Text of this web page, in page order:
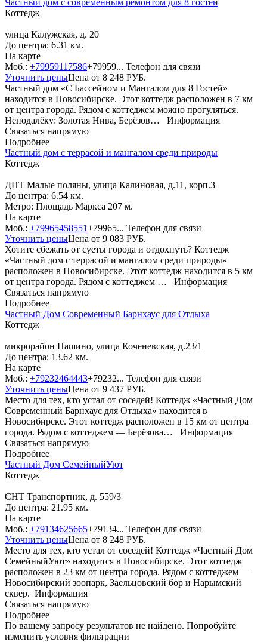
Коттедж
улица Калужская, д. 20
До центра: 6.31 км.
На карте
Моб.: +79959117586+79959... Телефон для связи
Уточнить ценыЦена от 8 248 РУБ.
Частный дом «С Бассейном и Мангалом для 8 Гостей»
находится в Новосибирске. Этот коттедж расположен в 7 км
от центра города. Рядом с коттеджем можно прогуляться.
Неподалёку: Золотая Нива, Берёзов… Информация
Связаться напрямую
Подробнее
Частный дом с террасой и мангалом среди природы
Коттедж
ДНТ Малые поляны, улица Калиновая, д.11, корп.3
До центра: 6.54 км.
Метро: Площадь Маркса 207 м.
На карте
Моб.: +79965458551+79965... Телефон для связи
Уточнить ценыЦена от 9 083 РУБ.
Хотите сбежать от суеты города и отдохнуть? Коттедж
«Частный дом с террасой и мангалом среди природы»
расположен в Новосибирске. Этот коттедж находится в 5 км
от центра города. Рядом с коттеджем … Информация
Связаться напрямую
Подробнее
Частный Дом Сoврeменный Баpнхаус для Отдыхa
Коттедж
микрорайон Пашино, улица Коченевская, д.23/1
До центра: 13.62 км.
На карте
Моб.: +79232464443+79232... Телефон для связи
Уточнить ценыЦена от 9 437 РУБ.
Место для тех, кто устал от соседей! Коттедж «Частный Дом
Сoврeменный Баpнхаус для Отдыхa» находится в
Новосибирске. Этот коттедж расположен в 15 км от центра
города. Рядом с коттеджем — Берёзова… Информация
Связаться напрямую
Подробнее
Частный Дом СемейныйУют
Коттедж
СНТ Транспортник, д. 559/3
До центра: 21.95 км.
На карте
Моб.: +79134625665+79134... Телефон для связи
Уточнить ценыЦена от 8 248 РУБ.
Место для тех, кто устал от соседей! Коттедж «Частный Дом
СемейныйУют» находится в Новосибирске. Этот коттедж
расположен в 23 км от центра города. Рядом с коттеджем —
Новосибирский зоопарк, Заельцовский бор и Нарымский
сквер. Информация
Связаться напрямую
Подробнее
По вашему запросу результатов не найдено. Попробуйте
изменить условия фильтрации